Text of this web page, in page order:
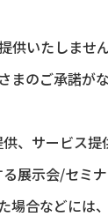
供いたしませ
まのご承諾が
、サービス
展示会/セミ
場合などには